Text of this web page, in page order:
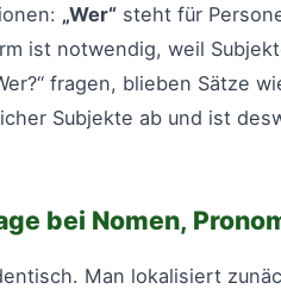
„Wer“ steht für
ist notwendig, weil
fragen, blieben Sätze
Subjekte ab und ist
bei Nomen,
Man lokalisiert